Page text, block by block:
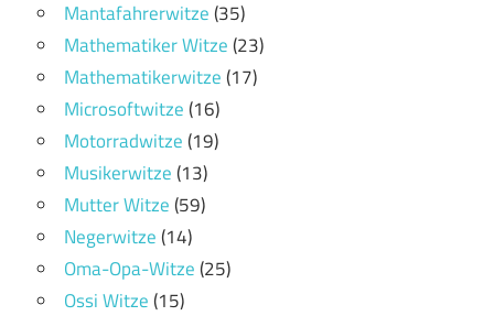
Mantafahrerwitze(35)
Mathematiker Witze(23)
Mathematikerwitze(17)
Microsoftwitze(16)
Motorradwitze(19)
Musikerwitze(13)
Mutter Witze(59)
Negerwitze(14)
Oma-Opa-Witze(25)
Ossi Witze(15)